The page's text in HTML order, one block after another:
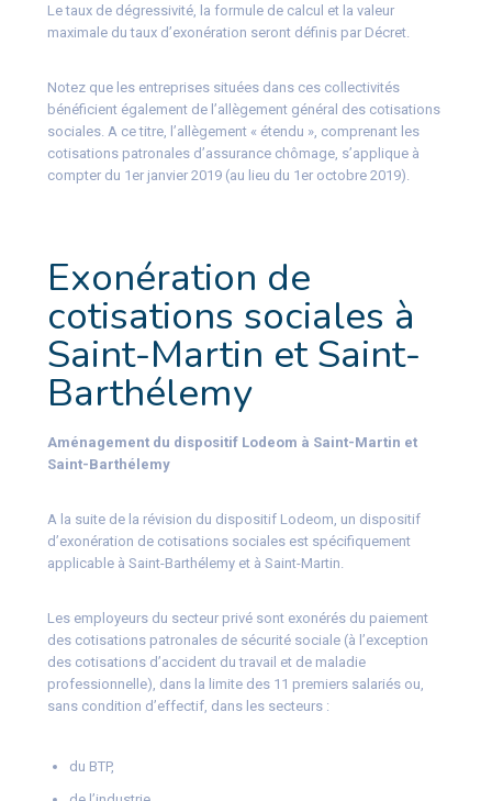
Le taux de dégressivité, la formule de calcul et la valeur
maximale du taux d’exonération seront définis par Décret.
Notez que les entreprises situées dans ces collectivités
bénéficient également de l’allègement général des cotisations
sociales. A ce titre, l’allègement « étendu », comprenant les
cotisations patronales d’assurance chômage, s’applique à
compter du 1er janvier 2019 (au lieu du 1er octobre 2019).
Exonération de
cotisations sociales à
Saint-Martin et Saint-
Barthélemy
Aménagement du dispositif Lodeom à Saint-Martin et
Saint-Barthélemy
A la suite de la révision du dispositif Lodeom, un dispositif
d’exonération de cotisations sociales est spécifiquement
applicable à Saint-Barthélemy et à Saint-Martin.
Les employeurs du secteur privé sont exonérés du paiement
des cotisations patronales de sécurité sociale (à l’exception
des cotisations d’accident du travail et de maladie
professionnelle), dans la limite des 11 premiers salariés ou,
sans condition d’effectif, dans les secteurs :
du BTP,